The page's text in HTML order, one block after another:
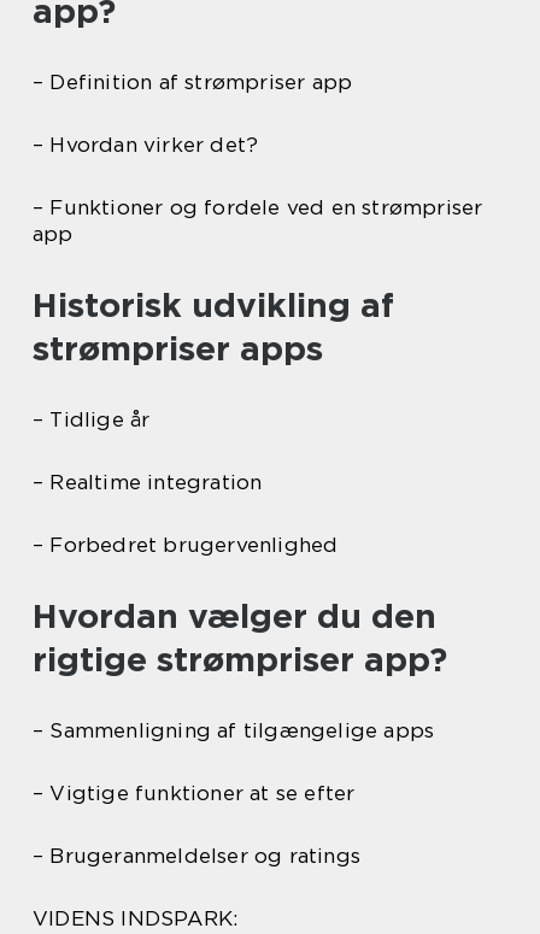
app?
– Definition af strømpriser app
– Hvordan virker det?
– Funktioner og fordele ved en strømpriser
app
Historisk udvikling af
strømpriser apps
– Tidlige år
– Realtime integration
– Forbedret brugervenlighed
Hvordan vælger du den
rigtige strømpriser app?
– Sammenligning af tilgængelige apps
– Vigtige funktioner at se efter
– Brugeranmeldelser og ratings
VIDENS INDSPARK: